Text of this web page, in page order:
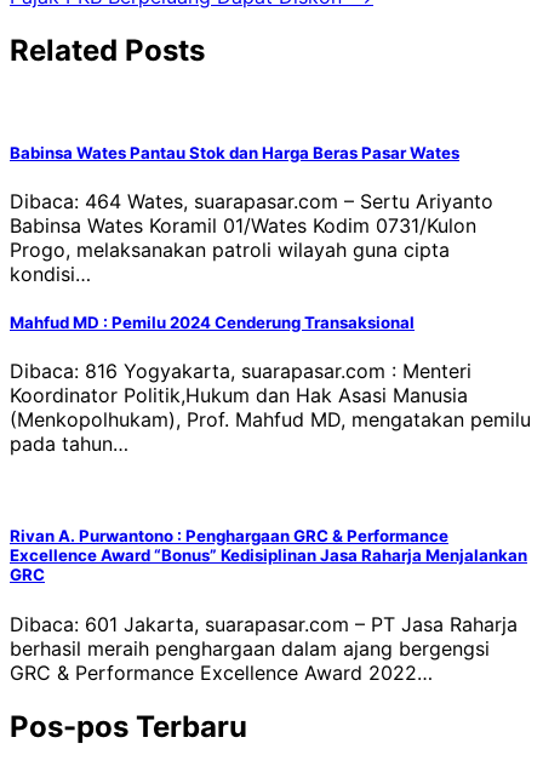
Related Posts
Babinsa Wates Pantau Stok dan Harga Beras Pasar Wates
Dibaca: 464 Wates, suarapasar.com – Sertu Ariyanto
Babinsa Wates Koramil 01/Wates Kodim 0731/Kulon
Progo, melaksanakan patroli wilayah guna cipta
kondisi…
Mahfud MD : Pemilu 2024 Cenderung Transaksional
Dibaca: 816 Yogyakarta, suarapasar.com : Menteri
Koordinator Politik,Hukum dan Hak Asasi Manusia
(Menkopolhukam), Prof. Mahfud MD, mengatakan pemilu
pada tahun…
Rivan A. Purwantono : Penghargaan GRC & Performance
Excellence Award “Bonus” Kedisiplinan Jasa Raharja Menjalankan
GRC
Dibaca: 601 Jakarta, suarapasar.com – PT Jasa Raharja
berhasil meraih penghargaan dalam ajang bergengsi
GRC & Performance Excellence Award 2022…
Pos-pos Terbaru